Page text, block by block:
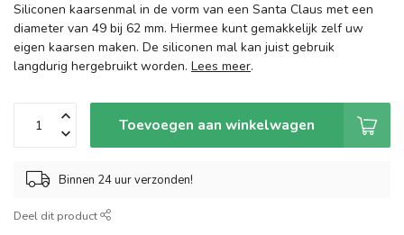
Siliconen kaarsenmal in de vorm van een Santa Claus met een
diameter van 49 bij 62 mm. Hiermee kunt gemakkelijk zelf uw
eigen kaarsen maken. De siliconen mal kan juist gebruik
langdurig hergebruikt worden. Lees meer.
Toevoegen aan winkelwagen
Binnen 24 uur verzonden!
Deel dit product